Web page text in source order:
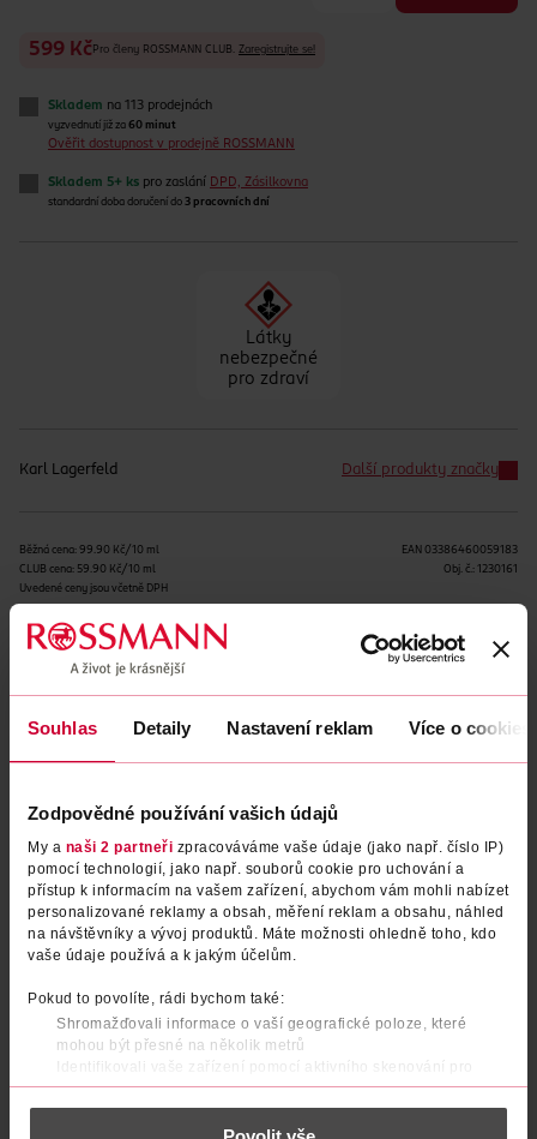
Souhlas Detaily Nastavení reklam Více o cookies
Zodpovědné používání vašich údajů
My a naši 2 partneři zpracováváme vaše údaje (jako např. číslo IP)
pomocí technologií, jako např. souborů cookie pro uchování a
přístup k informacím na vašem zařízení, abychom vám mohli nabízet
personalizované reklamy a obsah, měření reklam a obsahu, náhled
na návštěvníky a vývoj produktů. Máte možnosti ohledně toho, kdo
vaše údaje používá a k jakým účelům.
Pokud to povolíte, rádi bychom také:
Shromažďovali informace o vaší geografické poloze, které
mohou být přesné na několik metrů
Identifikovali vaše zařízení pomocí aktivního skenování pro
konkrétní charakteristiky (otisk prstu)
Zjistěte více o tom, jak zpracováváme vaše osobní údaje, a nastavte
části s podrobnostmi . Svůj souhlas můžete kdykoliv
599 Kč Pro členy ROSSMANN CLUB. Zaregistrujte se!
Skladem na 113 prodejnách
vyzvednutí již za 60 minut
Ověřit dostupnost v prodejně ROSSMANN
Skladem 5+ ks pro zaslání DPD, Zásilkovna
standardní doba doručení do 3 pracovních dní
Látky
nebezpečné
pro zdraví
Karl Lagerfeld Další produkty značky
Běžná cena: 99.90 Kč/10 ml
CLUB cena: 59.90 Kč/10 ml
Uvedené ceny jsou včetně DPH
EAN 03386460059183
Obj. č.: 1230161
Podobné produkty
For Him toaletní voda pro
muže
Karl Lagerfeld
449 Kč 699 Kč
DO KOŠÍKU
Guess
499 Kč
DO KOŠÍKU